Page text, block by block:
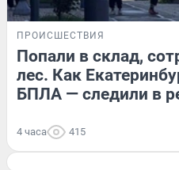
ПРОИСШЕСТВИЯ
Попали в склад,
лес. Как
БПЛА — следили в
4 часа 415